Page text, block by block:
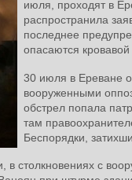
июля, проходят в
распространила
последнее
опасаются
30 июля в Ереване
вооруженными
обстрел попала
там
Беспорядки,
столкновениях с